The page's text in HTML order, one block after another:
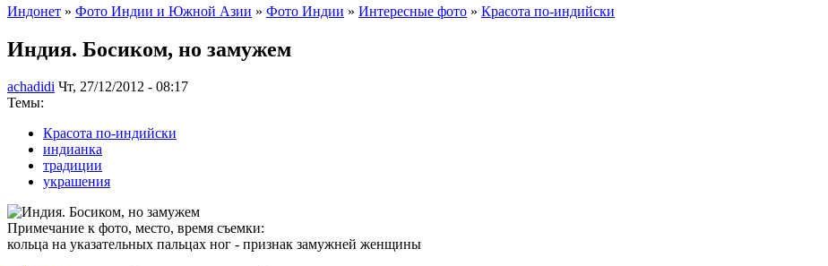
Индонет » Фото Индии и Южной Азии » Фото Индии » Интересные фото » Красота по-индийски
Индия. Босиком, но замужем
achadidi Чт, 27/12/2012 - 08:17
Темы:
Красота по-индийски
индианка
традиции
украшения
Примечание к фото, место, время съемки:
кольца на указательных пальцах ног - признак замужней женщины